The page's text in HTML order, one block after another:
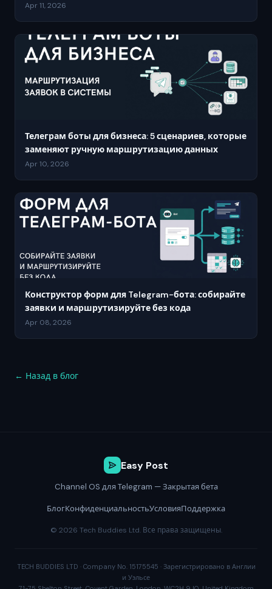
Apr 11, 2026
Телеграм боты для бизнеса: 5 сценариев, которые
заменяют ручную маршрутизацию данных
Apr 10, 2026
Конструктор форм для Telegram-бота: собирайте
заявки и маршрутизируйте без кода
Apr 08, 2026
← Назад в блог
Easy Post
Channel OS для Telegram — Закрытая бета
БлогКонфиденциальностьУсловияПоддержка
© 2026 Tech Buddies Ltd. Все права защищены.
TECH BUDDIES LTD · Company No. 15175545 · Зарегистрировано в Англии
и Уэльсе